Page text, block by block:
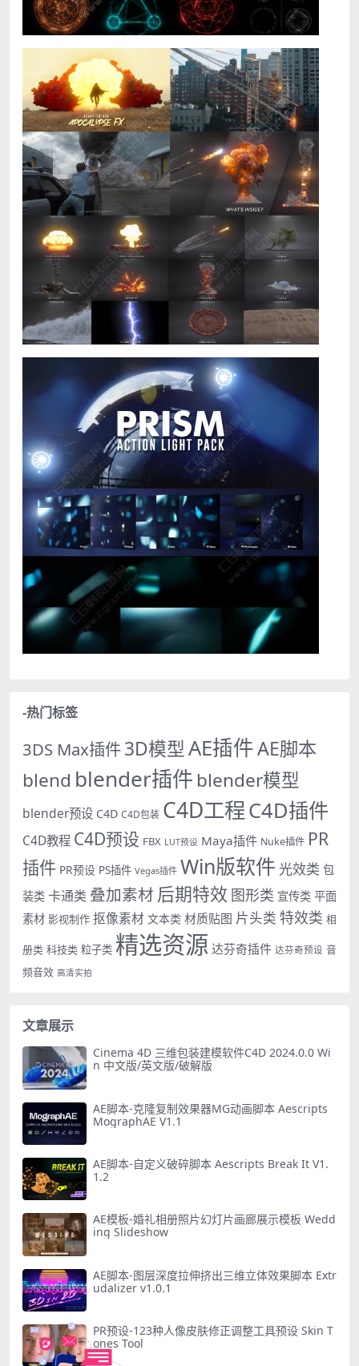
-热门标签
3DS Max插件3D模型AE插件AE脚本
blend blender插件 blender模型
blender预设 C4D C4D包装 C4D工程C4D插件
C4D教程 C4D预设 FBX LUT预设 Maya插件 Nuke插件 PR
插件 PR预设 PS插件 Vegas插件 Win版软件 光效类 包
装类 卡通类 叠加素材 后期特效 图形类 宣传类 平面
素材 影视制作 抠像素材 文本类 材质贴图 片头类 特效类 相
册类 科技类 粒子类 精选资源 达芬奇插件 达芬奇预设 音
频音效 高清实拍
文章展示
Cinema 4D 三维包装建模软件C4D 2024.0.0 Wi
n 中文版/英文版/破解版
AE脚本-克隆复制效果器MG动画脚本 Aescripts
MographAE V1.1
AE脚本-自定义破碎脚本 Aescripts Break It V1.
1.2
AE模板-婚礼相册照片幻灯片画廊展示模板 Wedd
ing Slideshow
AE脚本-图层深度拉伸挤出三维立体效果脚本 Extr
udalizer v1.0.1
PR预设-123种人像皮肤修正调整工具预设 Skin T
ones Tool